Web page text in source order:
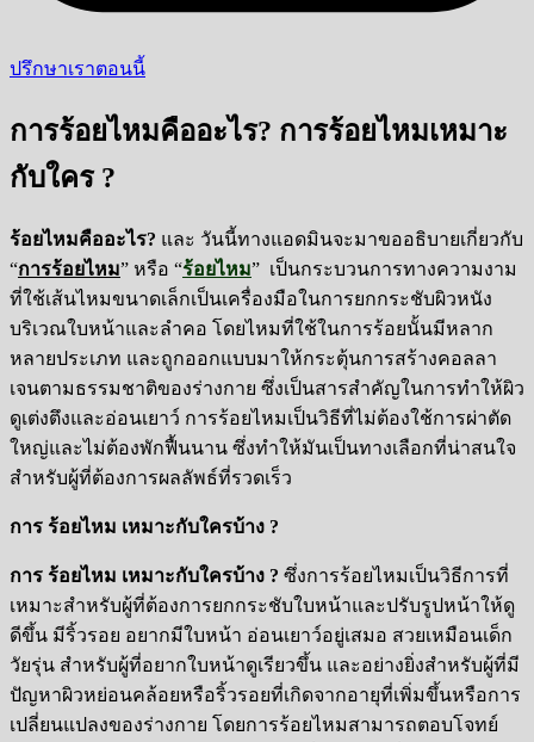
ปรึกษาเราตอนนี้
การร้อยไหมคืออะไร? การร้อยไหมเหมาะ
กับใคร ?
ร้อยไหมคืออะไร? และ วันนี้ทางแอดมินจะมาขออธิบายเกี่ยวกับ
“การร้อยไหม” หรือ “ร้อยไหม” เป็นกระบวนการทางความงาม
ที่ใช้เส้นไหมขนาดเล็กเป็นเครื่องมือในการยกกระชับผิวหนัง
บริเวณใบหน้าและลำคอ โดยไหมที่ใช้ในการร้อยนั้นมีหลาก
หลายประเภท และถูกออกแบบมาให้กระตุ้นการสร้างคอลลา
เจนตามธรรมชาติของร่างกาย ซึ่งเป็นสารสำคัญในการทำให้ผิว
ดูเต่งตึงและอ่อนเยาว์ การร้อยไหมเป็นวิธีที่ไม่ต้องใช้การผ่าตัด
ใหญ่และไม่ต้องพักฟื้นนาน ซึ่งทำให้มันเป็นทางเลือกที่น่าสนใจ
สำหรับผู้ที่ต้องการผลลัพธ์ที่รวดเร็ว
การ ร้อยไหม เหมาะกับใครบ้าง ?
การ ร้อยไหม เหมาะกับใครบ้าง ? ซึ่งการร้อยไหมเป็นวิธีการที่
เหมาะสำหรับผู้ที่ต้องการยกกระชับใบหน้าและปรับรูปหน้าให้ดู
ดีขึ้น มีริ้วรอย อยากมีใบหน้า อ่อนเยาว์อยู่เสมอ สวยเหมือนเด็ก
วัยรุ่น สำหรับผู้ที่อยากใบหน้าดูเรียวขึ้น และอย่างยิ่งสำหรับผู้ที่มี
ปัญหาผิวหย่อนคล้อยหรือริ้วรอยที่เกิดจากอายุที่เพิ่มขึ้นหรือการ
เปลี่ยนแปลงของร่างกาย โดยการร้อยไหมสามารถตอบโจทย์